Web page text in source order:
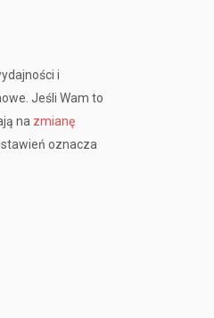
i
Jeśli Wam to
na zmianę
oznacza